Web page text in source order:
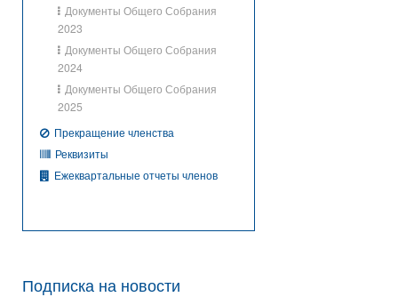
Документы Общего Собрания
2023
Документы Общего Собрания
2024
Документы Общего Собрания
2025
Прекращение членства
Реквизиты
Ежеквартальные отчеты членов
Подписка на новости